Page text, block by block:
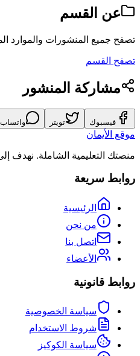
عن القسم
تصفح جميع المنشورات والموارد
تصفح القسم
مشاركة المنشور
فيسبوك تويتر واتساب
موقع الأيمان
منصتك التعليمية الشاملة. نهدف
روابط سريعة
الرئيسية
من نحن
اتصل بنا
الأعضاء
روابط قانونية
سياسة الخصوصية
شروط الاستخدام
سياسة الكوكيز